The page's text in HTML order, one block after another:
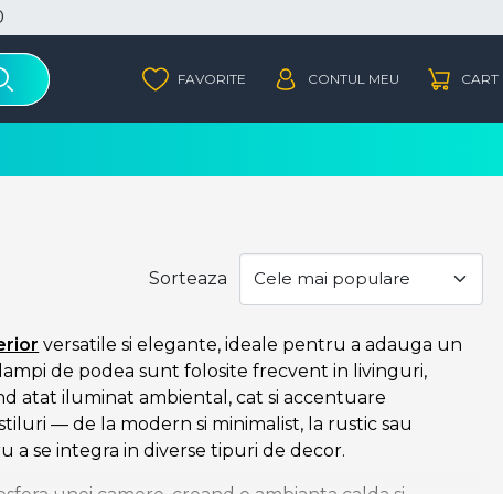
Sorteaza
versatile si elegante, ideale pentru a adauga un
de podea sunt folosite frecvent in livinguri,
atat iluminat ambiental, cat si accentuare
— de la modern si minimalist, la rustic sau
se integra in diverse tipuri de decor.